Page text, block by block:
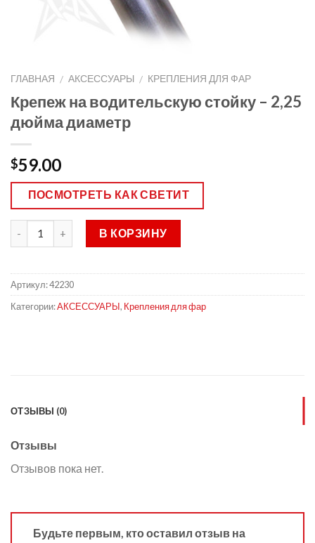
ГЛАВНАЯ / АКСЕССУАРЫ / КРЕПЛЕНИЯ ДЛЯ ФАР
Крепеж на водительскую стойку – 2,25
дюйма диаметр
$59.00
ПОСМОТРЕТЬ КАК СВЕТИТ
В КОРЗИНУ
Артикул:42230
Категории:АКСЕССУАРЫ, Крепления для фар
ОТЗЫВЫ (0)
Отзывы
Отзывов пока нет.
Будьте первым, кто оставил отзыв на